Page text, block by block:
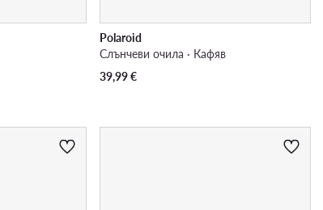
Polaroid
Слънчеви очила · Кафяв
39,99€